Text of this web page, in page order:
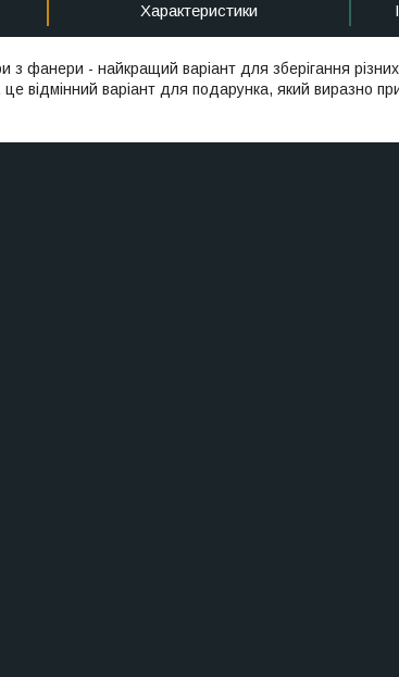
Характеристики
з фанери - найкращий варіант для зберігання
це відмінний варіант для подарунка, який виразно